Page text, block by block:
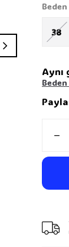
Beden
38
Aynı